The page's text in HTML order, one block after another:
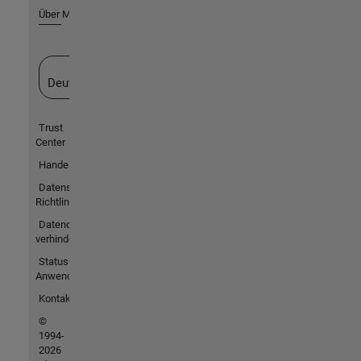
Über MathWorks
Deutschland
Trust
Center
Handelsmarken
Datenschutz-
Richtlinien
Datendiebstahl
verhindern
Status von
Anwendungen
Kontakt
©
1994-
2026